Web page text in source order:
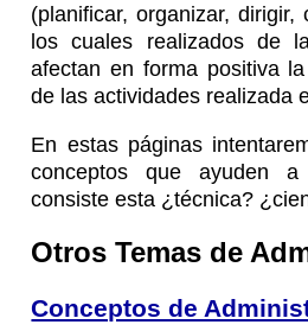
(planificar, organizar, dirigir,
los cuales realizados de
afectan en forma positiva la
de las actividades realizada
En estas páginas
conceptos que ayuden
consiste esta ¿técnica?
Otros Temas de
Conceptos de